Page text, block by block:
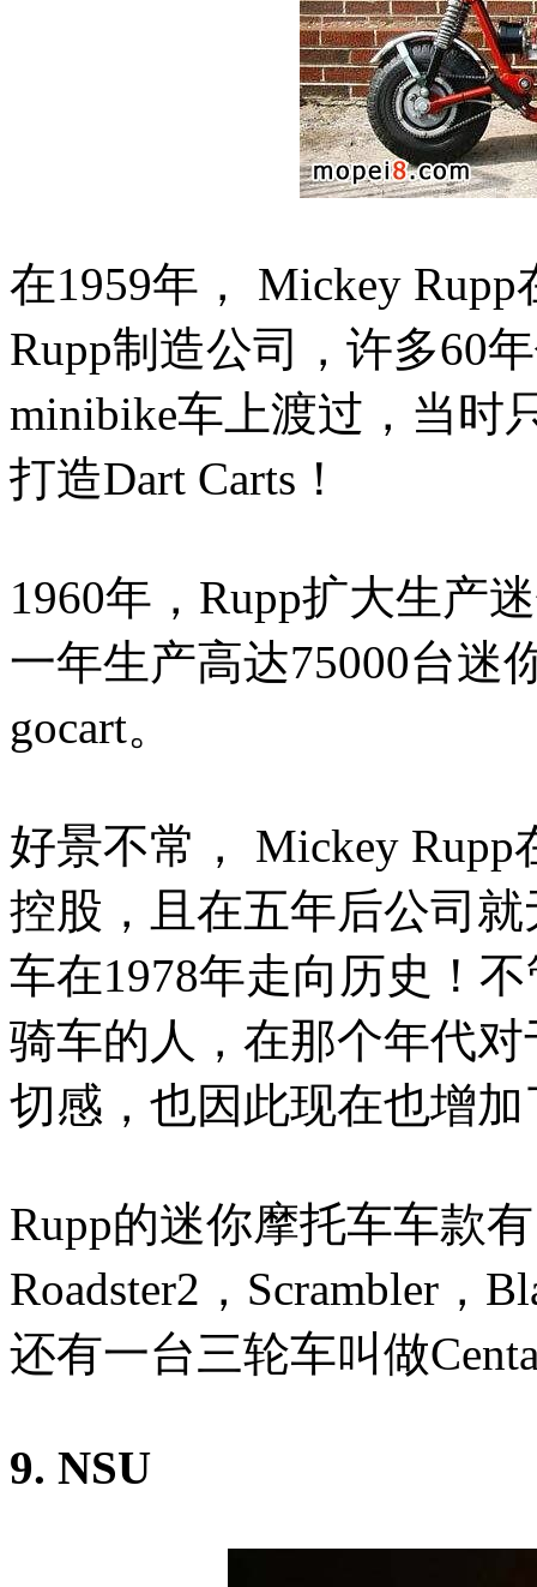
在1959年， Mickey
Rupp制造公司，许多60
minibike车上渡过，当时
打造Dart Carts！
1960年，Rupp扩大生产
一年生产高达75000台迷
gocart。
好景不常， Mickey Rupp
控股，且在五年后公司
车在1978年走向历史！
骑车的人，在那个年代
切感，也因此现在也增
Rupp的迷你摩托车车款
Roadster2，Scrambler，
还有一台三轮车叫做
9. NSU